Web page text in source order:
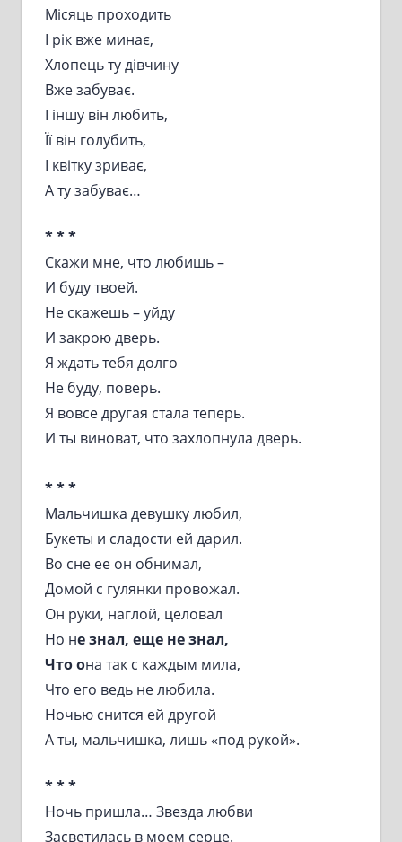
Місяць проходить
І рік вже минає,
Хлопець ту дівчину
Вже забуває.
І іншу він любить,
Її він голубить,
І квітку зриває,
А ту забуває…
* * *
Скажи мне, что любишь –
И буду твоей.
Не скажешь – уйду
И закрою дверь.
Я ждать тебя долго
Не буду, поверь.
Я вовсе другая стала теперь.
И ты виноват, что захлопнула дверь.
* * *
Мальчишка девушку любил,
Букеты и сладости ей дарил.
Во сне ее он обнимал,
Домой с гулянки провожал.
Он руки, наглой, целовал
Но не знал, еще не знал,
Что она так с каждым мила,
Что его ведь не любила.
Ночью снится ей другой
А ты, мальчишка, лишь «под рукой».
* * *
Ночь пришла… Звезда любви
Засветилась в моем серце.